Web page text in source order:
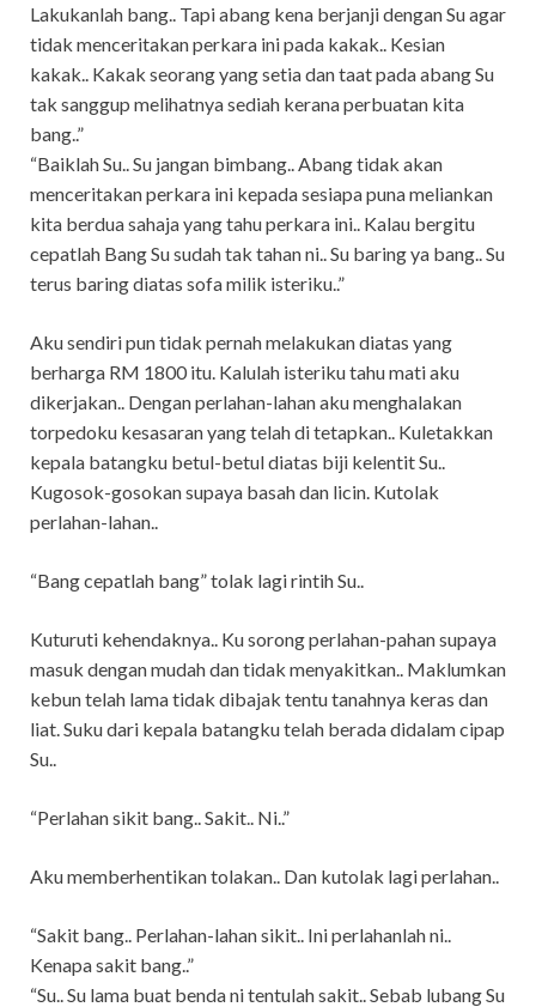
Lakukanlah bang.. Tapi abang kena berjanji dengan Su agar
tidak menceritakan perkara ini pada kakak.. Kesian
kakak.. Kakak seorang yang setia dan taat pada abang Su
tak sanggup melihatnya sediah kerana perbuatan kita
bang..”
“Baiklah Su.. Su jangan bimbang.. Abang tidak akan
menceritakan perkara ini kepada sesiapa puna meliankan
kita berdua sahaja yang tahu perkara ini.. Kalau bergitu
cepatlah Bang Su sudah tak tahan ni.. Su baring ya bang.. Su
terus baring diatas sofa milik isteriku..”
Aku sendiri pun tidak pernah melakukan diatas yang
berharga RM 1800 itu. Kalulah isteriku tahu mati aku
dikerjakan.. Dengan perlahan-lahan aku menghalakan
torpedoku kesasaran yang telah di tetapkan.. Kuletakkan
kepala batangku betul-betul diatas biji kelentit Su..
Kugosok-gosokan supaya basah dan licin. Kutolak
perlahan-lahan..
“Bang cepatlah bang” tolak lagi rintih Su..
Kuturuti kehendaknya.. Ku sorong perlahan-pahan supaya
masuk dengan mudah dan tidak menyakitkan.. Maklumkan
kebun telah lama tidak dibajak tentu tanahnya keras dan
liat. Suku dari kepala batangku telah berada didalam cipap
Su..
“Perlahan sikit bang.. Sakit.. Ni..”
Aku memberhentikan tolakan.. Dan kutolak lagi perlahan..
“Sakit bang.. Perlahan-lahan sikit.. Ini perlahanlah ni..
Kenapa sakit bang..”
“Su.. Su lama buat benda ni tentulah sakit.. Sebab lubang Su